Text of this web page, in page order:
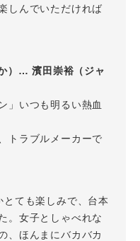
しんでいただければ
）… 濱田崇裕（ジャ
」いつも明るい熱血
トラブルメーカーで
ても楽しみで、台本
。女子としゃべれな
、ほんまにバカバカ